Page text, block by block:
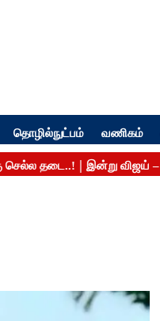
தொழில்நுட்பம் வணிகம்